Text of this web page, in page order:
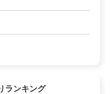
ランキング